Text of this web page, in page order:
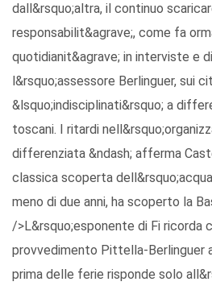
dall&rsquo;altra, il continuo
responsabilit&agrave;, come fa
quotidianit&agrave; in interviste e
l&rsquo;assessore Berlinguer, sui
&lsquo;indisciplinati&rsquo; a
toscani. I ritardi
differenziata &ndash; afferma
classica scoperta
meno di due anni, ha scoperto la
/>L&rsquo;esponente di Fi ricorda
provvedimento Pittella-Berlinguer
prima delle ferie risponde solo